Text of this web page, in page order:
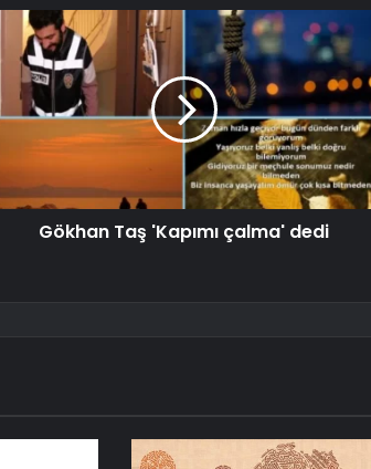
Gökhan Taş 'Kapımı çalma' dedi